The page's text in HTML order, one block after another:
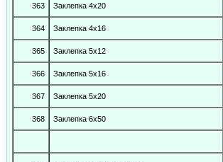
363 Заклепка 4х20
364 Заклепка 4х16
365 Заклепка 5х12
366 Заклепка 5х16
367 Заклепка 5х20
368 Заклепка 6х50